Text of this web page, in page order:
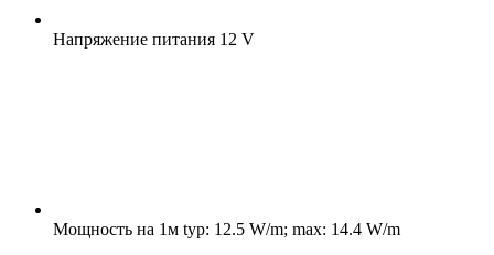
Напряжение питания 12 V
Мощность на 1м typ: 12.5 W/m; max: 14.4 W/m